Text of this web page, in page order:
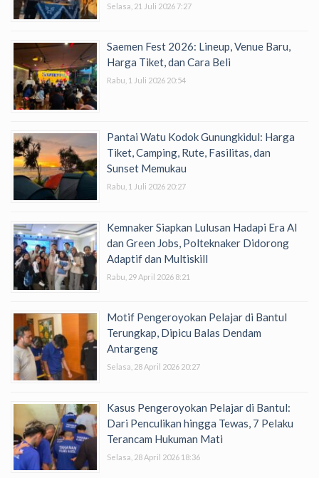
Selasa, 21 Juli 2026 7:27
Saemen Fest 2026: Lineup, Venue Baru,
Harga Tiket, dan Cara Beli
Rabu, 1 Juli 2026 20:54
Pantai Watu Kodok Gunungkidul: Harga
Tiket, Camping, Rute, Fasilitas, dan
Sunset Memukau
Rabu, 1 Juli 2026 20:27
Kemnaker Siapkan Lulusan Hadapi Era AI
dan Green Jobs, Polteknaker Didorong
Adaptif dan Multiskill
Rabu, 29 April 2026 8:21
Motif Pengeroyokan Pelajar di Bantul
Terungkap, Dipicu Balas Dendam
Antargeng
Selasa, 28 April 2026 20:27
Kasus Pengeroyokan Pelajar di Bantul:
Dari Penculikan hingga Tewas, 7 Pelaku
Terancam Hukuman Mati
Selasa, 28 April 2026 18:36